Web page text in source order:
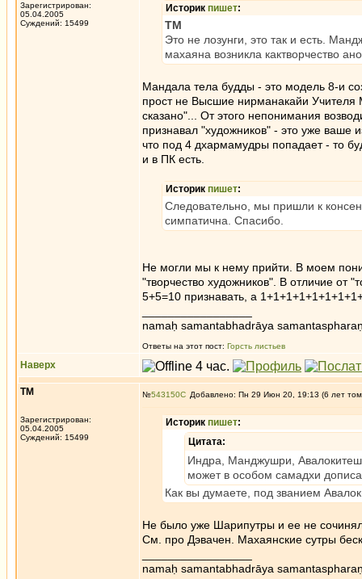
Зарегистрирован:
05.04.2005
Суждений: 15499
Историк пишет:
ТМ
Это не лозунги, это так и есть.
махаяна возникла кактворчество
Мандала тела будды - это модель 8-и
прост не Высшие нирманакайи Учителя
сказано"... От этого непонимания
признавал "художников" - это уже ваше
что под 4 дхармамудры попадает - то
и в ПК есть.
Историк пишет:
Следовательно, мы пришли к
симпатична. Спасибо.
Не могли мы к нему прийти. В моем
"творчество художников". В отличие
5+5=10 признавать, а
namaḥ samantabhadrāya
Ответы на этот пост: Горсть листьев
Наверх
ТМ
Зарегистрирован:
05.04.2005
Суждений: 15499
№543150 Добавлено: Пн 29 Июн 20, 19:13 (6 лет
Историк пишет:
Цитата:
Индра, Манджушри,
может в особом самадхи
Как вы думаете, под званием
Не было уже Шарипутры и ее не
См. про Дэвачен. Махаянские сутры
namaḥ samantabhadrāya